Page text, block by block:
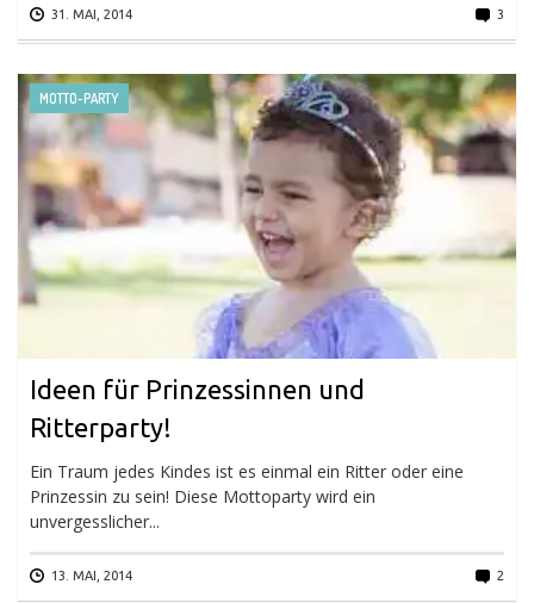
31. MAI, 2014 3
MOTTO-PARTY
Ideen für Prinzessinnen und
Ritterparty!
Ein Traum jedes Kindes ist es einmal ein Ritter oder eine
Prinzessin zu sein! Diese Mottoparty wird ein
unvergesslicher...
13. MAI, 2014 2